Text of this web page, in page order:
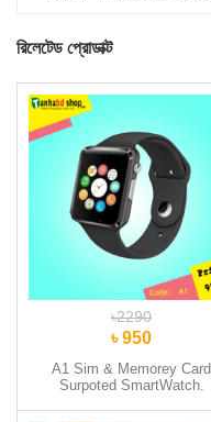
রিলেটেড প্রোডাক্ট
৳2290
৳ 950
A1 Sim & Memorey Card
Surpoted SmartWatch.